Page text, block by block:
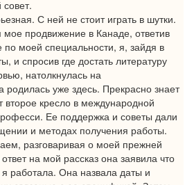
С ней не стоит играть в шутки.
продвижение в Канаде, ответив
моей специальности, я, зайдя в
и спросив где достать литературу
натолкнулась на
родилась уже здесь. Прекрасно знает
второе кресло в международной
Ее поддержка и советы дали
и методах получения работы.
разговаривая о моей прежней
на мой рассказ она заявила что
работала. Она назвала даты и